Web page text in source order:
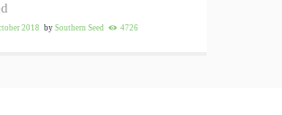
2018 by Southern Seed 4726